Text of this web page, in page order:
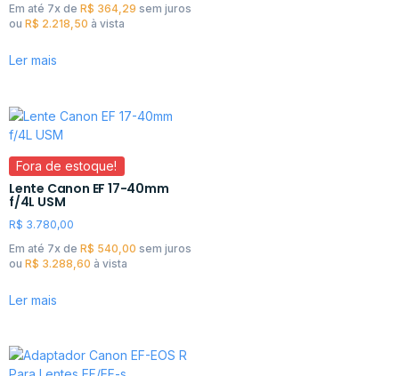
Em até 7x de R$ 364,29 sem juros
ou R$ 2.218,50 à vista
Ler mais
Fora de estoque!
Lente Canon EF 17-40mm
f/4L USM
R$ 3.780,00
Em até 7x de R$ 540,00 sem juros
ou R$ 3.288,60 à vista
Ler mais